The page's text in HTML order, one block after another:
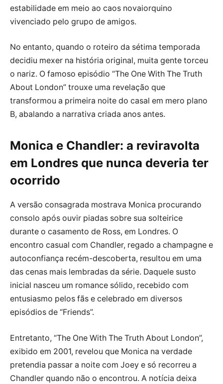
estabilidade em meio ao caos novaiorquino
vivenciado pelo grupo de amigos.
No entanto, quando o roteiro da sétima temporada
decidiu mexer na história original, muita gente torceu
o nariz. O famoso episódio “The One With The Truth
About London” trouxe uma revelação que
transformou a primeira noite do casal em mero plano
B, abalando a narrativa criada anos antes.
Monica e Chandler: a reviravolta
em Londres que nunca deveria ter
ocorrido
A versão consagrada mostrava Monica procurando
consolo após ouvir piadas sobre sua solteirice
durante o casamento de Ross, em Londres. O
encontro casual com Chandler, regado a champagne e
autoconfiança recém-descoberta, resultou em uma
das cenas mais lembradas da série. Daquele susto
inicial nasceu um romance sólido, recebido com
entusiasmo pelos fãs e celebrado em diversos
episódios de “Friends”.
Entretanto, “The One With The Truth About London”,
exibido em 2001, revelou que Monica na verdade
pretendia passar a noite com Joey e só recorreu a
Chandler quando não o encontrou. A notícia deixa